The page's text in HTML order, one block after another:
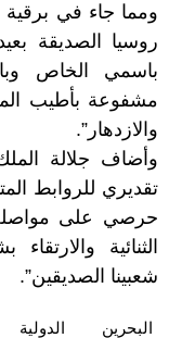
ومما جاء في برقية
روسيا الصديقة
باسمي الخاص
مشفوعة بأطيب
والازدهار”.
وأضاف جلالة
تقديري للروابط
حرصي على مواصلة
الثنائية
شعبينا الصديقين”.
البحرين الدولية